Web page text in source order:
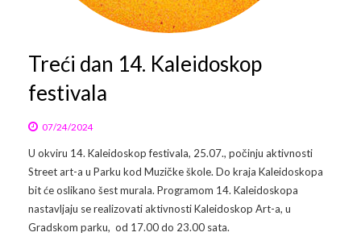
Treći dan 14. Kaleidoskop
festivala
07/24/2024
U okviru 14. Kaleidoskop festivala, 25.07., počinju aktivnosti
Street art-a u Parku kod Muzičke škole. Do kraja Kaleidoskopa
bit će oslikano šest murala. Programom 14. Kaleidoskopa
nastavljaju se realizovati aktivnosti Kaleidoskop Art-a, u
Gradskom parku, od 17.00 do 23.00 sata.